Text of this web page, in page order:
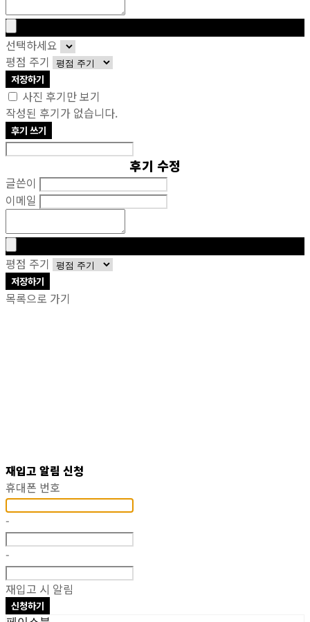
선택하세요
평점 주기
저장하기
사진 후기만 보기
작성된 후기가 없습니다.
후기 쓰기
후기 수정
글쓴이
이메일
평점 주기
저장하기
목록으로 가기
재입고 알림 신청
휴대폰 번호
-
-
재입고 시 알림
신청하기